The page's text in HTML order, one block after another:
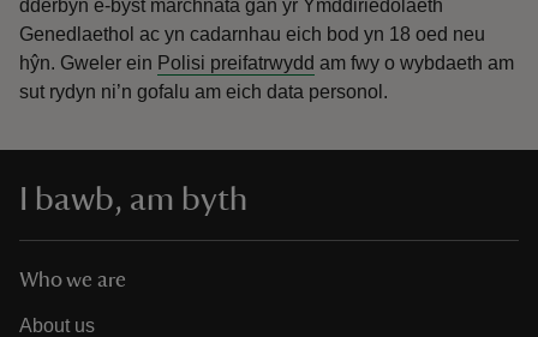
dderbyn e-byst marchnata gan yr Ymddiriedolaeth
Genedlaethol ac yn cadarnhau eich bod yn 18 oed neu
hŷn. Gweler ein Polisi preifatrwydd am fwy o wybdaeth am
sut rydyn ni’n gofalu am eich data personol.
I bawb, am byth
Who we are
About us